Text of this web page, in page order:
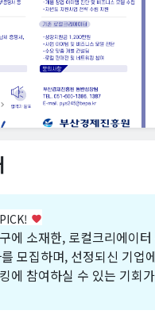
PICK! favorite
에 소재한, 로컬크리에이
모집하며, 선정되신 기업
에 참여하실 수 있는 기회